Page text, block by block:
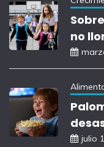
no
julio